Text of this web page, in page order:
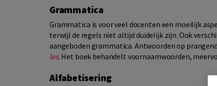
Grammatica
Grammatica is voor veel docenten een moeilijk
terwijl de regels niet altijd duidelijk zijn. Ook
aangeboden grammatica. Antwoorden op
les. Het boek behandelt voornaamwoorden,
Alfabetisering